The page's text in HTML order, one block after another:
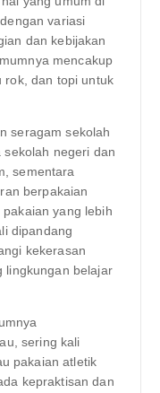
variasi
dan kebijakan
mencakup
rok, dan topi untuk
seragam sekolah
negeri dan
sementara
berpakaian
yang lebih
dipandang
kekerasan
lingkungan belajar
sering kali
pakaian atletik
kepraktisan dan